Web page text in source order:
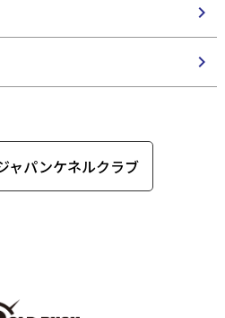
chevron_right
chevron_right
ャパンケネルクラブ